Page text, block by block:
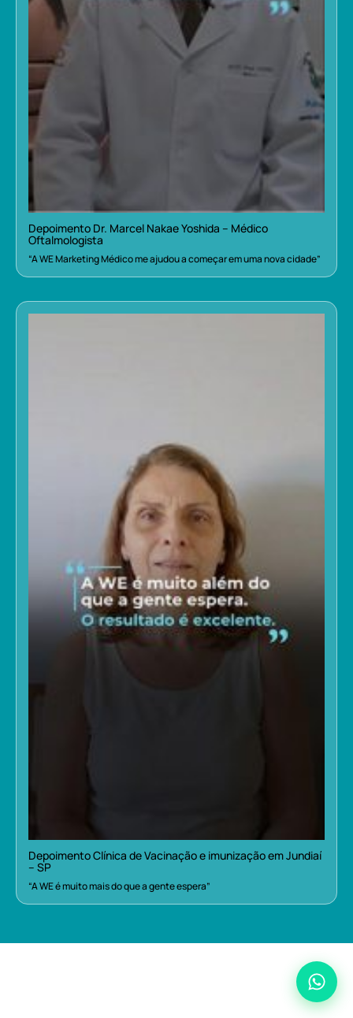
Depoimento Dr. Marcel Nakae Yoshida – Médico
Oftalmologista
“A WE Marketing Médico me ajudou a começar em uma nova cidade”
Depoimento Clínica de Vacinação e imunização em Jundiaí
– SP
“A WE é muito mais do que a gente espera”